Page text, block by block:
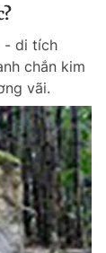
- di tích
chắn kim
vãi.